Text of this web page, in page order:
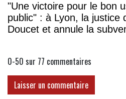
"Une victoire pour le bon
public" : à Lyon, la justice
Doucet et annule la
0-50 sur 77 commentaires
Laisser un commentaire